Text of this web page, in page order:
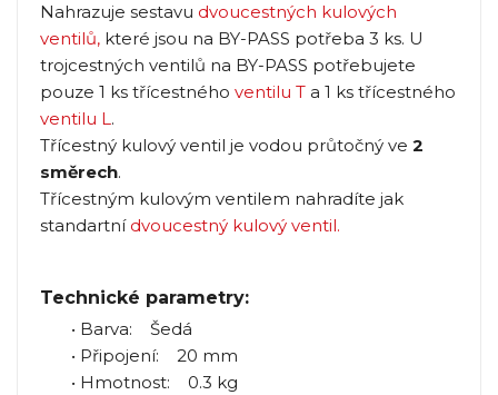
Nahrazuje sestavu dvoucestných kulových
ventilů, které jsou na BY-PASS potřeba 3 ks. U
trojcestných ventilů na BY-PASS potřebujete
pouze 1 ks třícestného ventilu T a 1 ks třícestného
ventilu L.
Třícestný kulový ventil je vodou průtočný ve 2
směrech.
Třícestným kulovým ventilem nahradíte jak
standartní dvoucestný kulový ventil.
Technické parametry:
• Barva: Šedá
• Připojení: 20 mm
• Hmotnost: 0.3 kg